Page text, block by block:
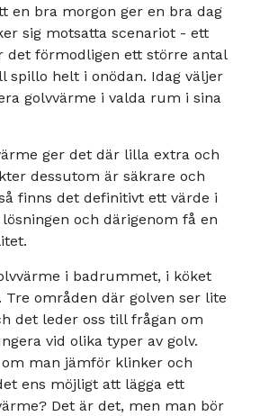
en bra morgon ger en bra dag
sig motsatta scenariot - ett
det förmodligen ett större antal
spillo helt i onödan. Idag väljer
golvvärme i valda rum i sina
ger det där lilla extra och
dessutom är säkrare och
finns det definitivt ett värde i
och därigenom få en
i badrummet, i köket
områden där golven ser lite
det leder oss till frågan om
vid olika typer av golv.
man jämför klinker och
ens möjligt att lägga ett
Det är det, men man bör